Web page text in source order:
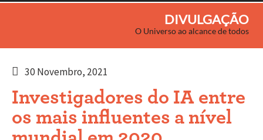
DIVULGAÇÃO
O Universo ao alcance de todos
30 Novembro, 2021
Investigadores do IA entre
os mais influentes a nível